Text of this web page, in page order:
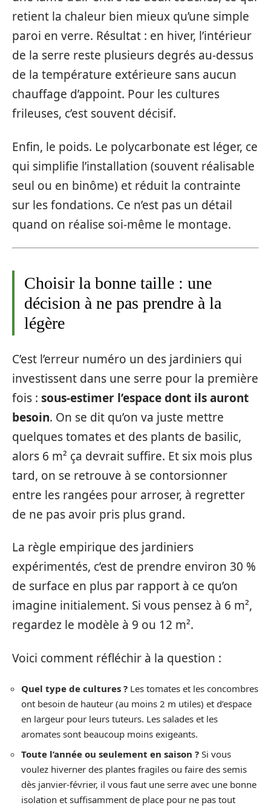
retient la chaleur bien mieux qu’une simple
paroi en verre. Résultat : en hiver, l’intérieur
de la serre reste plusieurs degrés au-dessus
de la température extérieure sans aucun
chauffage d’appoint. Pour les cultures
frileuses, c’est souvent décisif.
Enfin, le poids. Le polycarbonate est léger, ce
qui simplifie l’installation (souvent réalisable
seul ou en binôme) et réduit la contrainte
sur les fondations. Ce n’est pas un détail
quand on réalise soi-même le montage.
Choisir la bonne taille : une
décision à ne pas prendre à la
légère
C’est l’erreur numéro un des jardiniers qui
investissent dans une serre pour la première
fois : sous-estimer l’espace dont ils auront
besoin. On se dit qu’on va juste mettre
quelques tomates et des plants de basilic,
alors 6 m² ça devrait suffire. Et six mois plus
tard, on se retrouve à se contorsionner
entre les rangées pour arroser, à regretter
de ne pas avoir pris plus grand.
La règle empirique des jardiniers
expérimentés, c’est de prendre environ 30 %
de surface en plus par rapport à ce qu’on
imagine initialement. Si vous pensez à 6 m²,
regardez le modèle à 9 ou 12 m².
Voici comment réfléchir à la question :
Quel type de cultures ? Les tomates et les concombres
ont besoin de hauteur (au moins 2 m utiles) et d’espace
en largeur pour leurs tuteurs. Les salades et les
aromates sont beaucoup moins exigeants.
Toute l’année ou seulement en saison ? Si vous
voulez hiverner des plantes fragiles ou faire des semis
dès janvier-février, il vous faut une serre avec une bonne
isolation et suffisamment de place pour ne pas tout